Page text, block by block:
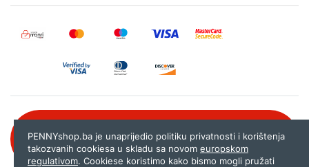
080 020 261
PENNYshop.ba je unaprijedio politiku privatnosti i korištenja
takozvanih cookiesa u skladu sa novom europskom
regulativom. Cookiese koristimo kako bismo mogli pružati